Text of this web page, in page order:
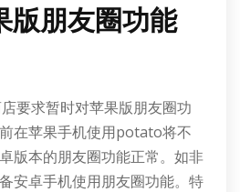
朋友圈功能
要求暂时对苹果版朋友圈功
在苹果手机使用potato将不
版本的朋友圈功能正常。如非
安卓手机使用朋友圈功能。特